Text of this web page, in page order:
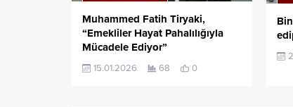
Muhammed Fatih Tiryaki,
“Emekliler Hayat Pahalılığıyla
Mücadele Ediyor”
15.01.2026 68 0